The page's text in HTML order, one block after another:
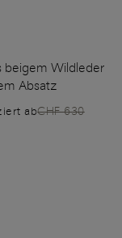
beigem Wildleder
Absatz
abCHF 630